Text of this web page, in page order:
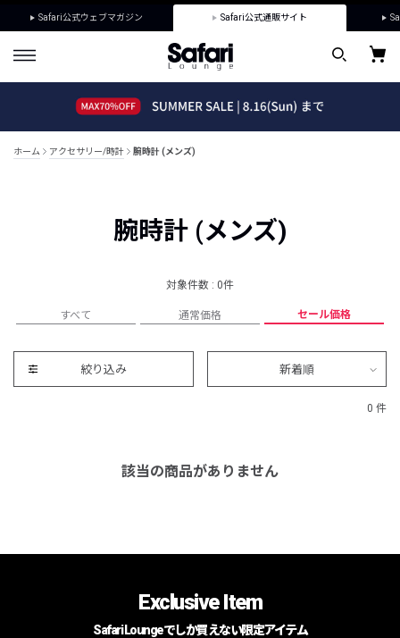
Safari公式ウェブマガジン Safari公式通販サイト
ホーム アクセサリー/時計 腕時計 (メンズ)
腕時計 (メンズ)
対象件数 : 0件
すべて 通常価格 セール価格
絞り込み 新着順
0 件
該当の商品がありません
Exclusive Item
Safari Loungeでしか買えない限定アイテム